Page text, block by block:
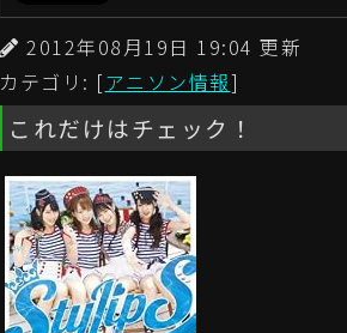
2012年08月19日 19:04 更
カテゴリ: [アニソン情報]
これだけはチェック！